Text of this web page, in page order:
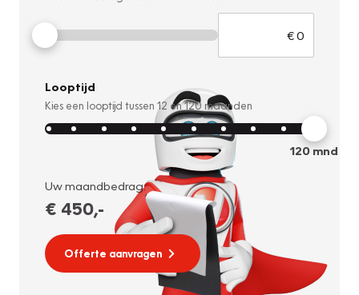
Looptijd
Kies een looptijd tussen 12 en120 maanden
120mnd
Uw maandbedrag:
€ 450,-
Offerte aanvragen